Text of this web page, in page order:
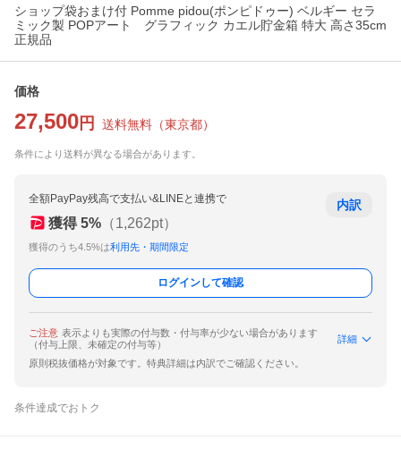
ショップ袋おまけ付 Pomme pidou(ポンピドゥー) ベルギー セラ
ミック製 POPアート グラフィック カエル貯金箱 特大 高さ35cm
正規品
価格
27,500 円 送料無料 （東京都）
条件により送料が異なる場合があります。
全額PayPay残高で支払い&LINEと連携で
獲得 5% （1,262pt）
獲得のうち4.5%は利用先・期間限定
内訳
ログインして確認
ご注意 表示よりも実際の付与数・付与率が少ない場合があります
（付与上限、未確定の付与等）
詳細
原則税抜価格が対象です。特典詳細は内訳でご確認ください。
条件達成でおトク